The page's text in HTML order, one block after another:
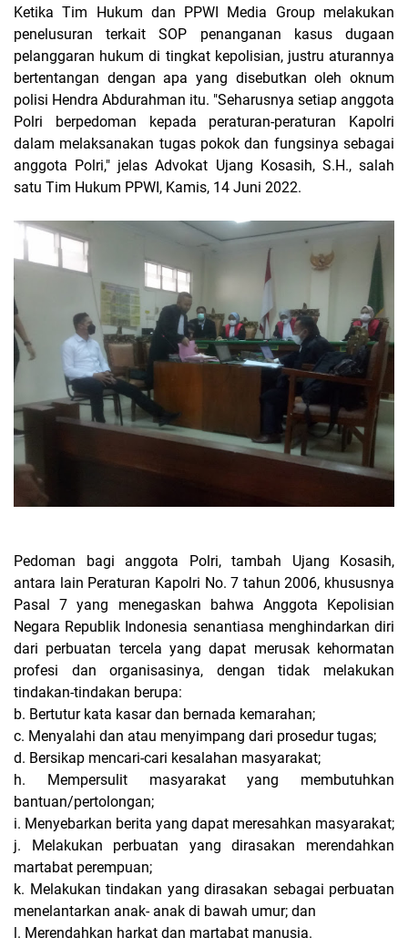
Ketika Tim Hukum dan PPWI Media Group melakukan
penelusuran terkait SOP penanganan kasus dugaan
pelanggaran hukum di tingkat kepolisian, justru aturannya
bertentangan dengan apa yang disebutkan oleh oknum
polisi Hendra Abdurahman itu. "Seharusnya setiap anggota
Polri berpedoman kepada peraturan-peraturan Kapolri
dalam melaksanakan tugas pokok dan fungsinya sebagai
anggota Polri," jelas Advokat Ujang Kosasih, S.H., salah
satu Tim Hukum PPWI, Kamis, 14 Juni 2022.
Pedoman bagi anggota Polri, tambah Ujang Kosasih,
antara lain Peraturan Kapolri No. 7 tahun 2006, khususnya
Pasal 7 yang menegaskan bahwa Anggota Kepolisian
Negara Republik Indonesia senantiasa menghindarkan diri
dari perbuatan tercela yang dapat merusak kehormatan
profesi dan organisasinya, dengan tidak melakukan
tindakan-tindakan berupa:
b. Bertutur kata kasar dan bernada kemarahan;
c. Menyalahi dan atau menyimpang dari prosedur tugas;
d. Bersikap mencari-cari kesalahan masyarakat;
h. Mempersulit masyarakat yang membutuhkan
bantuan/pertolongan;
i. Menyebarkan berita yang dapat meresahkan masyarakat;
j. Melakukan perbuatan yang dirasakan merendahkan
martabat perempuan;
k. Melakukan tindakan yang dirasakan sebagai perbuatan
menelantarkan anak- anak di bawah umur; dan
l. Merendahkan harkat dan martabat manusia.